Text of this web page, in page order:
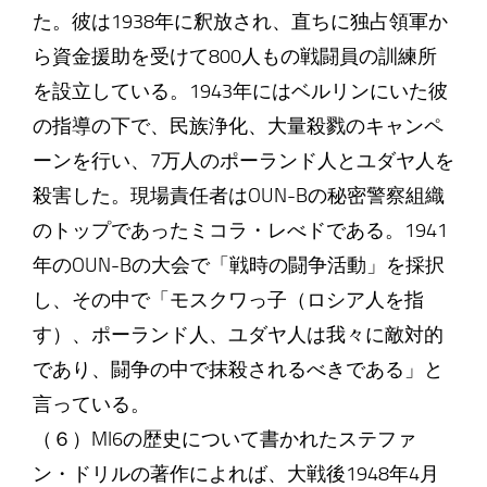
た。彼は1938年に釈放され、直ちに独占領軍か
ら資金援助を受けて800人もの戦闘員の訓練所
を設立している。1943年にはベルリンにいた彼
の指導の下で、民族浄化、大量殺戮のキャンペ
ーンを行い、7万人のポーランド人とユダヤ人を
殺害した。現場責任者はOUN-Bの秘密警察組織
のトップであったミコラ・レべドである。1941
年のOUN-Bの大会で「戦時の闘争活動」を採択
し、その中で「モスクワっ子（ロシア人を指
す）、ポーランド人、ユダヤ人は我々に敵対的
であり、闘争の中で抹殺されるべきである」と
言っている。
（６）MI6の歴史について書かれたステファ
ン・ドリルの著作によれば、大戦後1948年4月